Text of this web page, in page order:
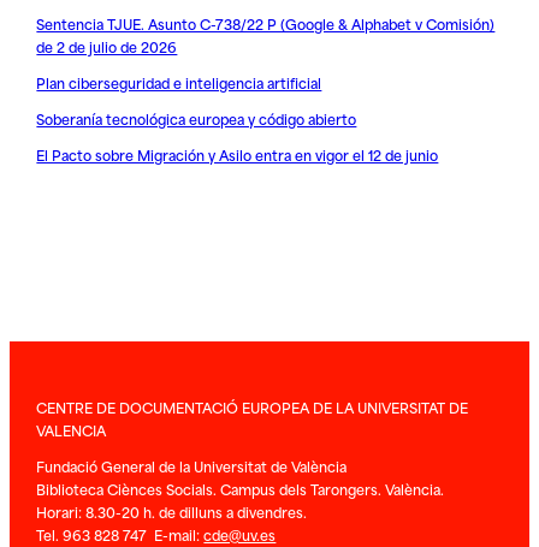
Sentencia TJUE. Asunto C-738/22 P (Google & Alphabet v Comisión)
de 2 de julio de 2026
Plan ciberseguridad e inteligencia artificial
Soberanía tecnológica europea y código abierto
El Pacto sobre Migración y Asilo entra en vigor el 12 de junio
CENTRE DE DOCUMENTACIÓ EUROPEA DE LA UNIVERSITAT DE
VALENCIA
Fundació General de la Universitat de València
Biblioteca Ciènces Socials. Campus dels Tarongers. València.
Horari: 8.30-20 h. de dilluns a divendres.
Tel. 963 828 747 E-mail:cde@uv.es